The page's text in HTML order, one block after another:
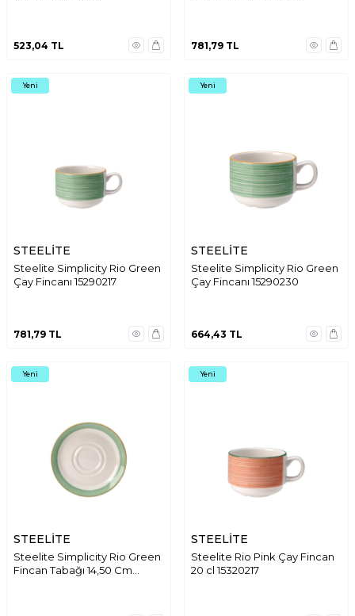
523,04 TL 781,79 TL
Yeni
STEELİTE
Steelite Simplicity Rio Green
Çay Fincanı 15290217
781,79 TL
Yeni
STEELİTE
Steelite Simplicity Rio Green
Çay Fincanı 15290230
664,43 TL
Yeni
STEELİTE
Steelite Simplicity Rio Green
Fincan Tabağı 14,50 Cm
Yeni
STEELİTE
Steelite Rio Pink Çay Fincan
20 cl 15320217